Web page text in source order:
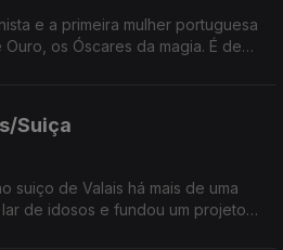
e a primeira mulher portuguesa
os Óscares da magia. É de
Suiça
suiço de Valais há mais de uma
de idosos e fundou um projeto